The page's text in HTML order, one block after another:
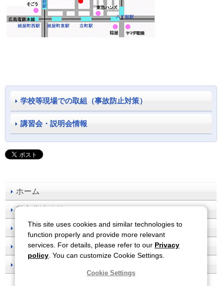
ホーム
災害共済給付
事故防止
刊行物一覧
学校等現場での取組（事故防止対策）
講習会・説明会情報
This site uses cookies and similar technologies to
function properly and provide more relevant
services. For details, please refer to our Privacy
policy . You can customize Cookie Settings.
Cookie Settings